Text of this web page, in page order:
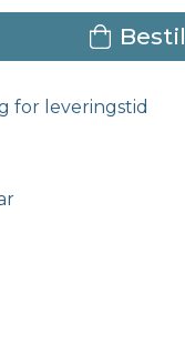
Bestil
for leveringstid